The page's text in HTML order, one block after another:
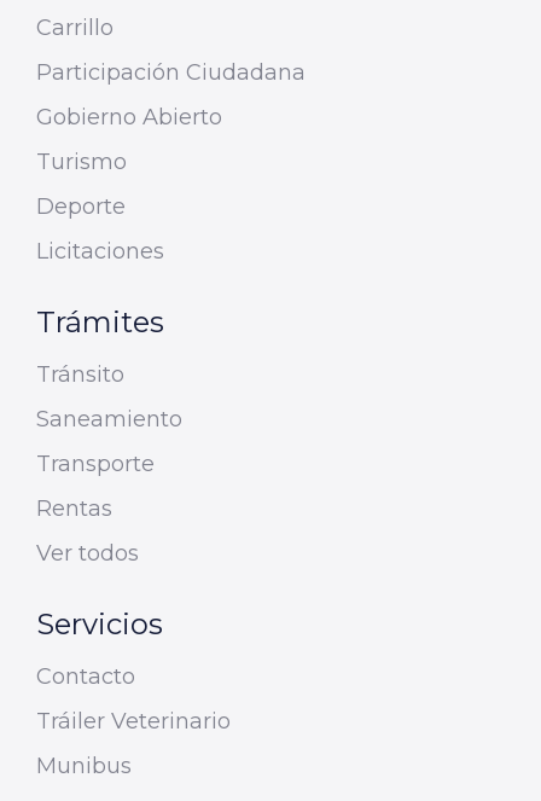
Carrillo
Participación Ciudadana
Gobierno Abierto
Turismo
Deporte
Licitaciones
Trámites
Tránsito
Saneamiento
Transporte
Rentas
Ver todos
Servicios
Contacto
Tráiler Veterinario
Munibus